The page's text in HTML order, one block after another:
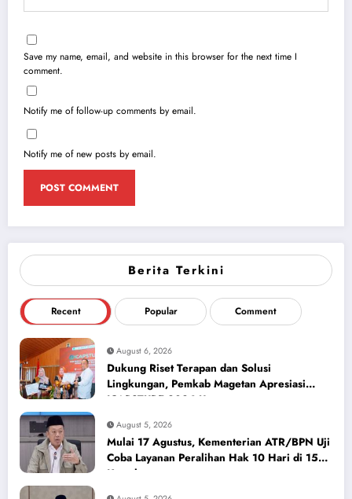
Berita Terkini
Recent Popular Comment
August 6, 2026
Dukung Riset Terapan dan Solusi
Lingkungan, Pemkab Magetan Apresiasi
ICAPSTURE 2026 Unesa
August 5, 2026
Mulai 17 Agustus, Kementerian ATR/BPN Uji
Coba Layanan Peralihan Hak 10 Hari di 15
Kantah
Save my name, email, and website in this browser for the next time I
comment.
Notify me of follow-up comments by email.
Notify me of new posts by email.